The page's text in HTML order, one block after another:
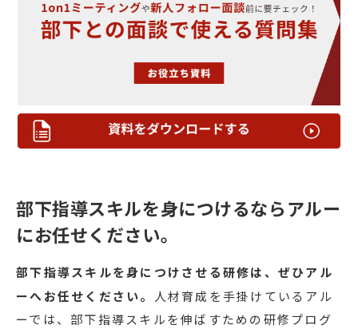
部下指導スキルを身につけるならアルー
にお任せください。
部下指導スキルを身につけさせる研修は、ぜひアル
ーへお任せください。
人材育成を手掛けているアル
ーでは、部下指導スキルを伸ばすための研修プログ